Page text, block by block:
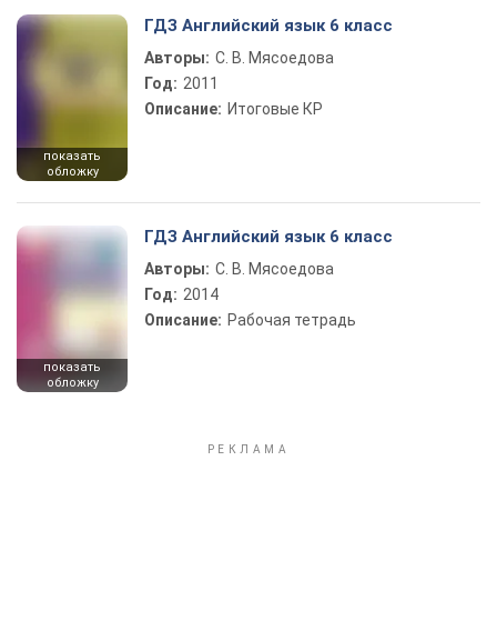
показать
обложку
ГДЗ Английский язык 6 класс
Авторы: С. В. Мясоедова
Год: 2011
Описание: Итоговые КР
показать
обложку
ГДЗ Английский язык 6 класс
Авторы: С. В. Мясоедова
Год: 2014
Описание: Рабочая тетрадь